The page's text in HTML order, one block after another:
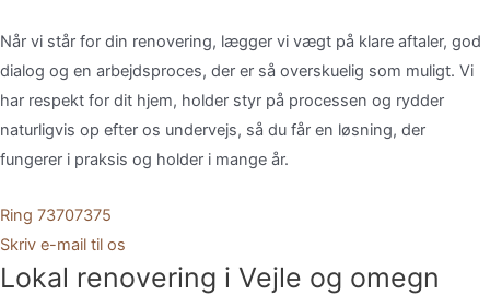
Når vi står for din renovering, lægger vi vægt på klare aftaler, god
dialog og en arbejdsproces, der er så overskuelig som muligt. Vi
har respekt for dit hjem, holder styr på processen og rydder
naturligvis op efter os undervejs, så du får en løsning, der
fungerer i praksis og holder i mange år.
Ring 73707375
Skriv e-mail til os
Lokal renovering i Vejle og omegn